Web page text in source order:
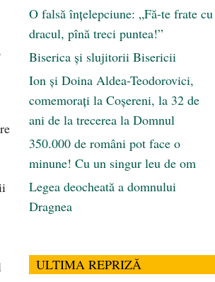
O falsă înțelepciune: „Fă-te frate cu
dracul, pînă treci puntea!”
Biserica și slujitorii Bisericii
Ion și Doina Aldea-Teodorovici,
comemorați la Coșereni, la 32 de
ani de la trecerea la Domnul
350.000 de români pot face o
minune! Cu un singur leu de om
Legea deocheată a domnului
Dragnea
ULTIMA REPRIZĂ